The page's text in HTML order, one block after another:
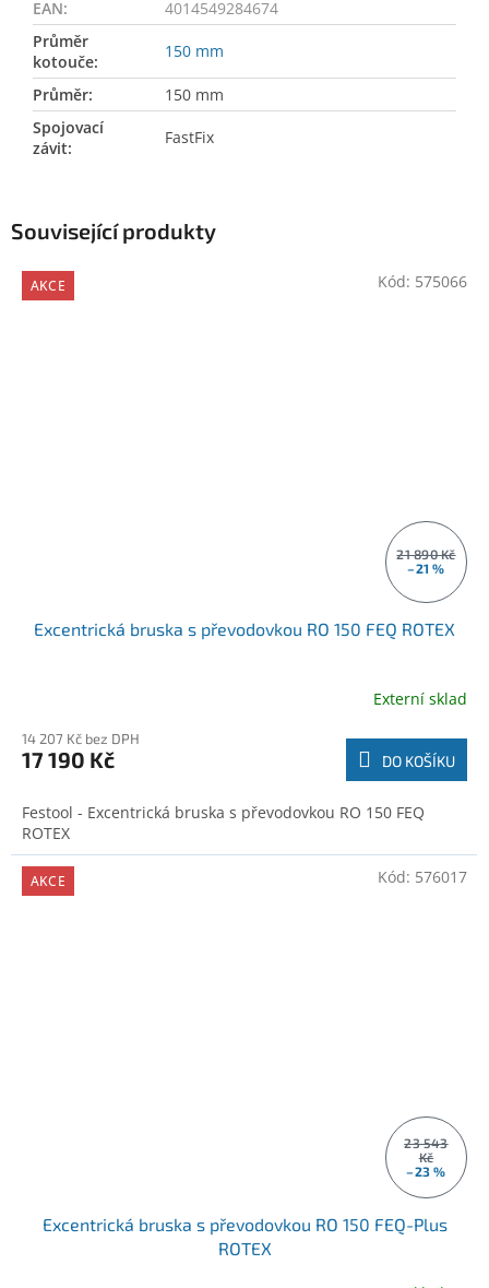
Související produkty
AKCE
21 890 Kč
–21 %
Excentrická bruska s převodovkou RO 150 FEQ ROTEX
Externí sklad
14 207 Kč bez DPH
17 190 Kč DO KOŠÍKU
Festool - Excentrická bruska s převodovkou RO 150 FEQ
ROTEX
Kód: 575066
AKCE
23 543
Kč
–23 %
Excentrická bruska s převodovkou RO 150 FEQ-Plus
ROTEX
Kód: 576017
EAN:
4014549284674
Průměr
kotouče:
150 mm
Průměr:
150 mm
Spojovací
závit:
FastFix